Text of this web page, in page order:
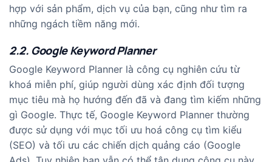
hợp với sản phẩm, dịch vụ của bạn, cũng như tìm ra
những ngách tiềm năng mới.
2.2. Google Keyword Planner
Google Keyword Planner là công cụ nghiên cứu từ
khoá miễn phí, giúp người dùng xác định đối tượng
mục tiêu mà họ hướng đến đã và đang tìm kiếm những
gì Google. Thực tế, Google Keyword Planner thường
được sử dụng với mục tối ưu hoá công cụ tìm kiểu
(SEO) và tối ưu các chiến dịch quảng cáo (Google